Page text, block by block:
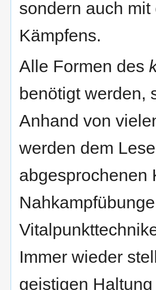
sondern auch
Kämpfens.
Alle Formen des
benötigt werden,
Anhand von
werden dem
abgesprochenen
Immer wieder
geistigen